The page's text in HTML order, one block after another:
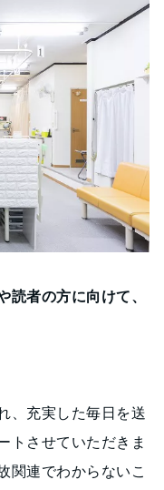
者の方に向けて、
、充実した毎日を送
トさせていただきま
関連でわからないこ